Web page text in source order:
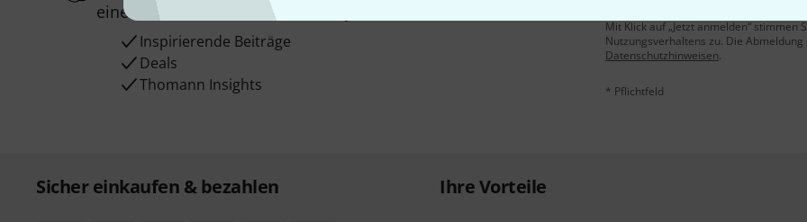
einen von
50 Gutscheinen
Inspirierende Beiträge
Deals
Thomann Insights
Mit Klick auf „Jetzt anmelden“
Nutzungsverhaltens zu. Die
Datenschutzhinweisen.
* Pflichtfeld
Sicher einkaufen & bezahlen Ihre Vorteile